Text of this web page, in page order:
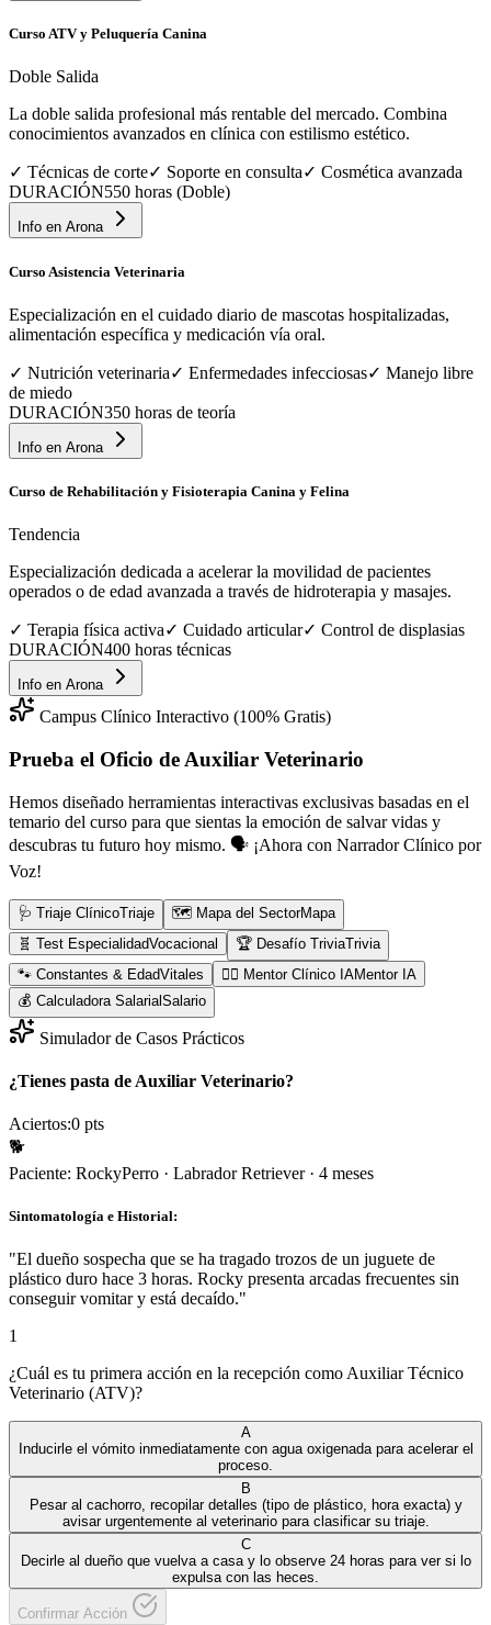
Curso ATV y Peluquería Canina
Doble Salida
La doble salida profesional más rentable del mercado. Combina
conocimientos avanzados en clínica con estilismo estético.
✓ Técnicas de corte✓ Soporte en consulta✓ Cosmética avanzada
DURACIÓN550 horas (Doble)
Info en Arona
Curso Asistencia Veterinaria
Especialización en el cuidado diario de mascotas hospitalizadas,
alimentación específica y medicación vía oral.
✓ Nutrición veterinaria✓ Enfermedades infecciosas✓ Manejo libre
de miedo
DURACIÓN350 horas de teoría
Info en Arona
Curso de Rehabilitación y Fisioterapia Canina y Felina
Tendencia
Especialización dedicada a acelerar la movilidad de pacientes
operados o de edad avanzada a través de hidroterapia y masajes.
✓ Terapia física activa✓ Cuidado articular✓ Control de displasias
DURACIÓN400 horas técnicas
Info en Arona
Campus Clínico Interactivo (100% Gratis)
Prueba el Oficio de Auxiliar Veterinario
Hemos diseñado herramientas interactivas exclusivas basadas en el
temario del curso para que sientas la emoción de salvar vidas y
descubras tu futuro hoy mismo. 🗣️ ¡Ahora con Narrador Clínico por
Voz!
🩺 Triaje ClínicoTriaje 🗺️ Mapa del SectorMapa
🧬 Test EspecialidadVocacional 🏆 Desafío TriviaTrivia
🐾 Constantes & EdadVitales 👨‍⚕️ Mentor Clínico IAMentor IA
💰 Calculadora SalarialSalario
Simulador de Casos Prácticos
¿Tienes pasta de Auxiliar Veterinario?
Aciertos:0 pts
🐕
Paciente: RockyPerro · Labrador Retriever· 4 meses
Sintomatología e Historial:
"El dueño sospecha que se ha tragado trozos de un juguete de
plástico duro hace 3 horas. Rocky presenta arcadas frecuentes sin
conseguir vomitar y está decaído."
1
¿Cuál es tu primera acción en la recepción como Auxiliar Técnico
Veterinario (ATV)?
A
Inducirle el vómito inmediatamente con agua oxigenada para acelerar el
proceso.
B
Pesar al cachorro, recopilar detalles (tipo de plástico, hora exacta) y
avisar urgentemente al veterinario para clasificar su triaje.
C
Decirle al dueño que vuelva a casa y lo observe 24 horas para ver si lo
expulsa con las heces.
Confirmar Acción